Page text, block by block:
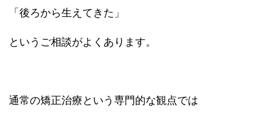
「後ろから生えてきた」
というご相談がよくあります。
通常の矯正治療という専門的な観点では